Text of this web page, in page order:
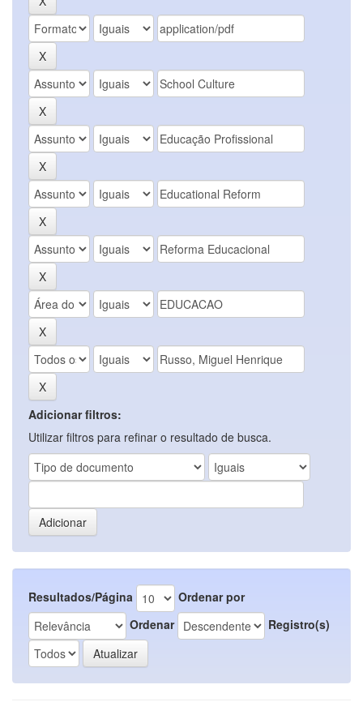
Adicionar filtros:
Utilizar filtros para refinar o resultado de busca.
Resultados/Página
Ordenar por
Ordenar
Registro(s)